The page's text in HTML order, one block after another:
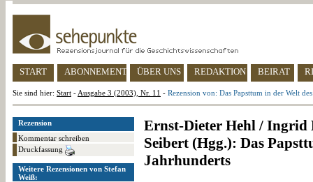
START ABONNEMENT ÜBER UNS REDAKTION BEIRAT
Sie sind hier: Start - Ausgabe 3 (2003), Nr. 11 - Rezension von: Das Papsttum in der Welt
Rezension
Kommentar schreiben
Druckfassung
Weitere Rezensionen von Stefan
Weiß:
Ernst-Dieter Hehl / Ingrid
Seibert (Hgg.): Das
Jahrhunderts